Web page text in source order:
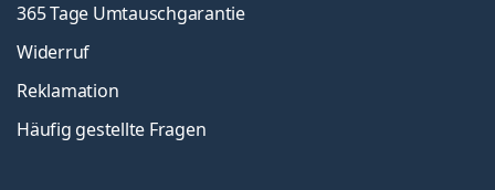
365 Tage Umtauschgarantie
Widerruf
Reklamation
Häufig gestellte Fragen